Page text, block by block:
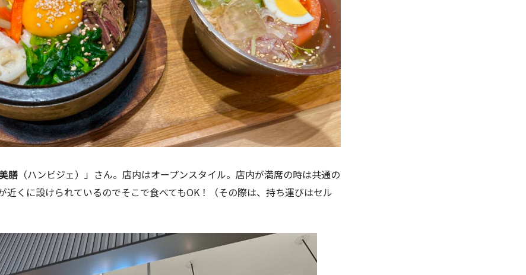
膳 （ハンビジェ）」さん。店内はオープンスタイル。店内が満席の時は共通の
近くに設けられているのでそこで食べてもOK！（その際は、持ち運びはセル